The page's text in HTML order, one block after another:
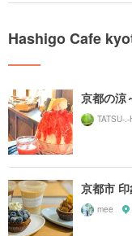
Hashigo Cafe
京都の涼
TATSU-
京都市 印
mee